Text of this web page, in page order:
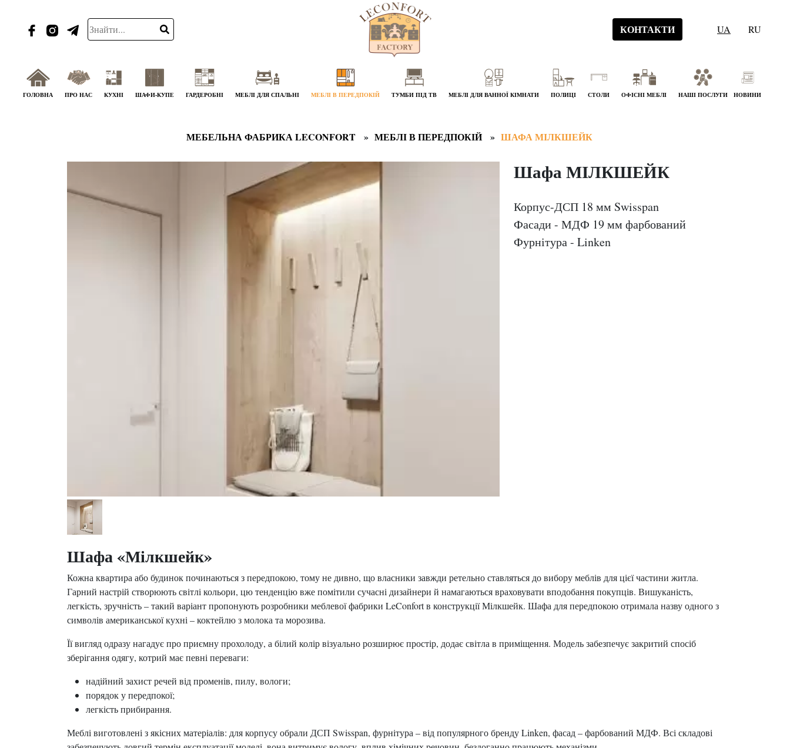
КОНТАКТИ UA RU
ГОЛОВНА ПРО НАС КУХНІ ШАФИ-КУПЕ ГАРДЕРОБНІ МЕБЛІ ДЛЯ СПАЛЬНІ МЕБЛІ В ПЕРЕДПОКІЙ ТУМБИ ПІД ТВ МЕБЛІ ДЛЯ ВАННОЇ КІМНАТИ ПОЛИЦІ СТОЛИ ОФІСНІ МЕБЛІ НАШІ ПОСЛУГИ НОВИНИ
МЕБЕЛЬНА ФАБРИКА LECONFORT МЕБЛІ В ПЕРЕДПОКІЙ ШАФА МІЛКШЕЙК
Шафа МІЛКШЕЙК
Корпус-ДСП 18 мм Swisspan
Фасади - МДФ 19 мм фарбований
Фурнітура - Linken
Шафа «Мілкшейк»
Кожна квартира або будинок починаються з передпокою, тому не дивно, що власники завжди ретельно ставляться до вибору меблів для цієї частини житла.
Гарний настрій створюють світлі кольори, цю тенденцію вже помітили сучасні дизайнери й намагаються враховувати вподобання покупців. Вишуканість,
легкість, зручність – такий варіант пропонують розробники меблевої фабрики LeConfort в конструкції Мілкшейк. Шафа для передпокою отримала назву одного з
символів американської кухні – коктейлю з молока та морозива.
Її вигляд одразу нагадує про приємну прохолоду, а білий колір візуально розширює простір, додає світла в приміщення. Модель забезпечує закритий спосіб
зберігання одягу, котрий має певні переваги:
надійний захист речей від променів, пилу, вологи;
порядок у передпокої;
легкість прибирання.
Меблі виготовлені з якісних матеріалів: для корпусу обрали ДСП Swisspan, фурнітура – від популярного бренду Linken, фасад – фарбований МДФ. Всі складові